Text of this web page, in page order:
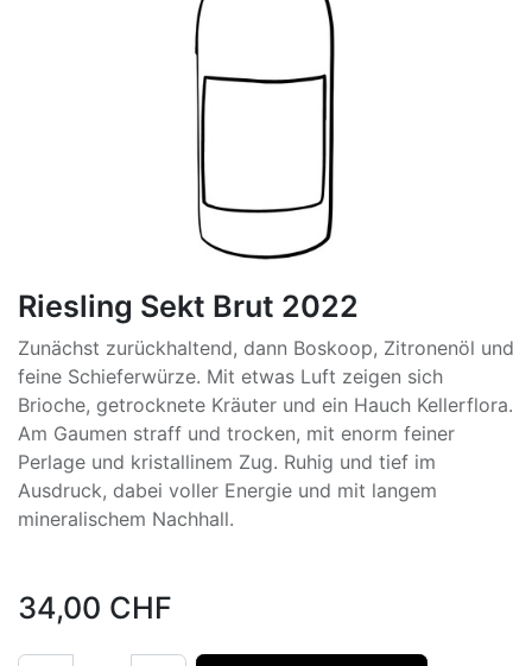
Riesling Sekt Brut 2022
Zunächst zurückhaltend, dann Boskoop, Zitronenöl und
feine Schieferwürze. Mit etwas Luft zeigen sich
Brioche, getrocknete Kräuter und ein Hauch Kellerflora.
Am Gaumen straff und trocken, mit enorm feiner
Perlage und kristallinem Zug. Ruhig und tief im
Ausdruck, dabei voller Energie und mit langem
mineralischem Nachhall.
34,00 CHF